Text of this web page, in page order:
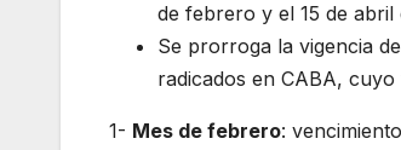
de febrero y el 15 de abril
Se prorroga la vigencia
radicados en CABA,
1- Mes de febrero: